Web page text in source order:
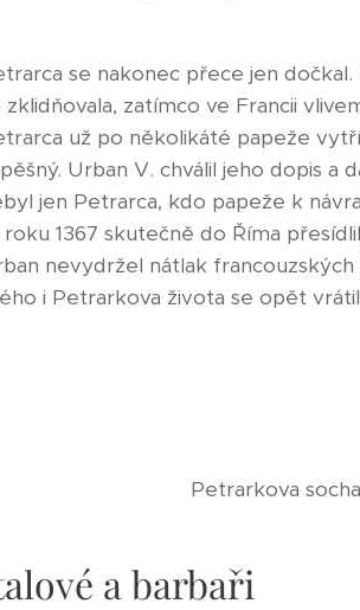
se nakonec přece jen
zklidňovala, zatímco ve Francii
už po několikáté papeže
Urban V. chválil jeho dopis
jen Petrarca, kdo papeže k
roku 1367 skutečně do Říma
nevydržel nátlak
i Petrarkova života se opět
Petrarkova
a barbaři